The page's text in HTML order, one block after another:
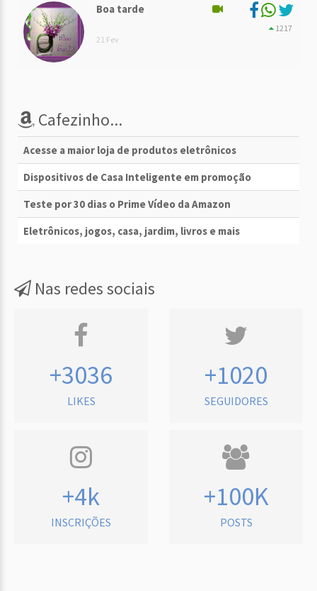
Boa tarde
21 Fev
1217
Cafezinho...
Acesse a maior loja de produtos eletrônicos
Dispositivos de Casa Inteligente em promoção
Teste por 30 dias o Prime Vídeo da Amazon
Eletrônicos, jogos, casa, jardim, livros e mais
Nas redes sociais
+3036
LIKES
+1020
SEGUIDORES
+4k
INSCRIÇÕES
+100K
POSTS